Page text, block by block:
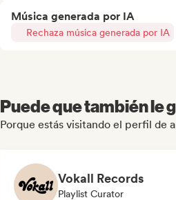
Música generada por IA
Rechaza música generada por IA
Puede que también le
Porque estás visitando el perfil de
Vokall Records
Playlist Curator